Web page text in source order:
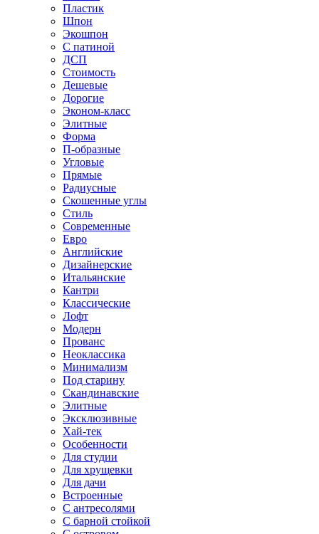
Пластик
Шпон
Экошпон
С патиной
ДСП
Стоимость
Дешевые
Дорогие
Эконом-класс
Элитные
Форма
П-образные
Угловые
Прямые
Радиусные
Скошенные углы
Стиль
Современные
Евро
Английские
Дизайнерские
Итальянские
Кантри
Классические
Лофт
Модерн
Прованс
Неоклассика
Минимализм
Под старину
Скандинавские
Элитные
Эксклюзивные
Хай-тек
Особенности
Для студии
Для хрущевки
Для дачи
Встроенные
С антресолями
С барной стойкой